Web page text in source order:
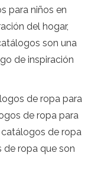
para niños en
del hogar,
son una
de inspiración
de ropa para
de ropa para
catálogos de ropa
ropa que son